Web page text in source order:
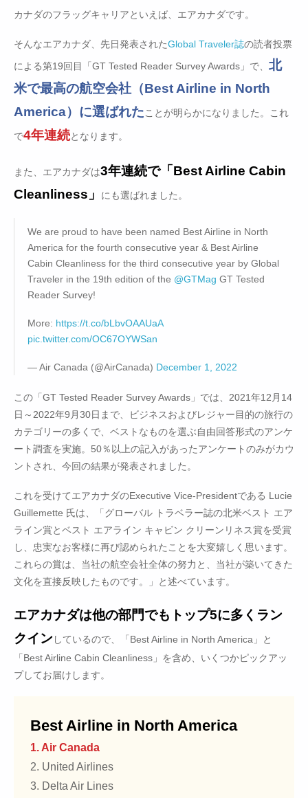
カナダのフラッグキャリアといえば、エアカナダです。
そんなエアカナダ、先日発表されたGlobal Traveler誌の読者投票
による第19回目「GT Tested Reader Survey Awards」で、 北
米で最高の航空会社（Best Airline in North
America）に選ばれたことが明らかになりました。これ
で4年連続となります。
また、エアカナダは3年連続で「Best Airline Cabin
Cleanliness」
にも選ばれました。
We are proud to have been named Best Airline in North
America for the fourth consecutive year & Best Airline
Cabin Cleanliness for the third consecutive year by Global
Traveler in the 19th edition of the @GTMag GT Tested
Reader Survey!
More: https://t.co/bLbvOAAUaA
pic.twitter.com/OC67OYWSan
— Air Canada (@AirCanada) December 1, 2022
この「GT Tested Reader Survey Awards」では、2021年12月14
日～2022年9月30日まで、ビジネスおよびレジャー目的の旅行の
カテゴリーの多くで、ベストなものを選ぶ自由回答形式のアンケ
ート調査を実施。50％以上の記入があったアンケートのみがカウ
ントされ、今回の結果が発表されました。
これを受けてエアカナダのExecutive Vice-Presidentである Lucie
Guillemette 氏は、「グローバル トラベラー誌の北米ベスト エア
ライン賞とベスト エアライン キャビン クリーンリネス賞を受賞
し、忠実なお客様に再び認められたことを大変嬉しく思います。
これらの賞は、当社の航空会社全体の努力と、当社が築いてきた
文化を直接反映したものです。」と述べています。
エアカナダは他の部門でもトップ5に多くラン
クインしているので、「Best Airline in North America」と
「Best Airline Cabin Cleanliness」を含め、いくつかピックアッ
プしてお届けします。
Best Airline in North America
1. Air Canada
2. United Airlines
3. Delta Air Lines